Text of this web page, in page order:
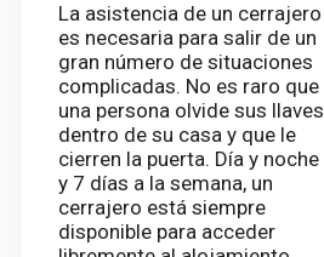
La asistencia de un cerrajero
es necesaria para salir de un
gran número de situaciones
complicadas. No es raro que
una persona olvide sus llaves
dentro de su casa y que le
cierren la puerta. Día y noche
y 7 días a la semana, un
cerrajero está siempre
disponible para acceder